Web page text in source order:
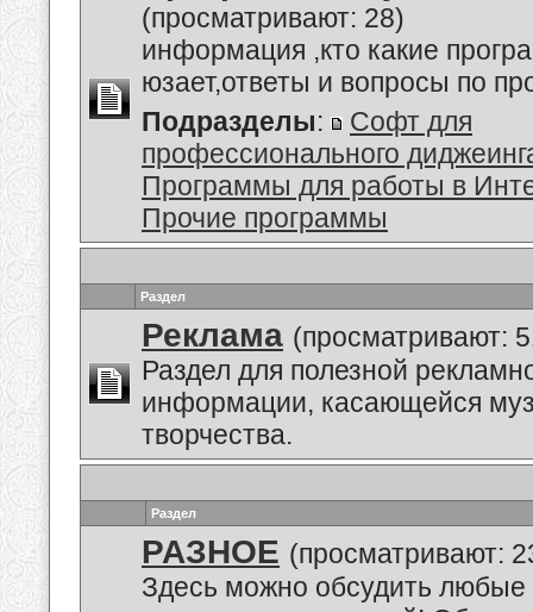
(просматривают: 28)
информация ,кто какие
юзает,ответы и вопросы по
Подразделы:
Софт для
профессионального
Программы для работы в
Прочие программы
Раздел
Реклама (просматривают:
Раздел для полезной
информации, касающейся
творчества.
Раздел
РАЗНОЕ (просматривают:
Здесь можно обсудить